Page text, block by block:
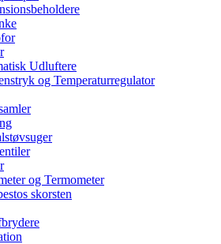
Udluftere
og Temperaturregulator
og Termometer
skorsten